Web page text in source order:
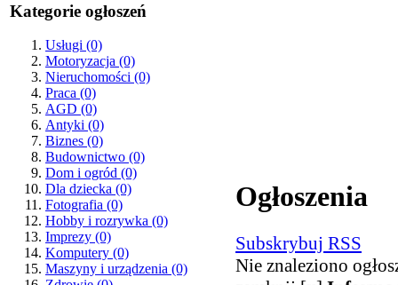
Kategorie ogłoszeń
Usługi (0)
Motoryzacja (0)
Nieruchomości (0)
Praca (0)
AGD (0)
Antyki (0)
Biznes (0)
Budownictwo (0)
Dom i ogród (0)
Dla dziecka (0)
Fotografia (0)
Hobby i rozrywka (0)
Imprezy (0)
Komputery (0)
Maszyny i urządzenia (0)
Ogłoszenia
Subskrybuj RSS
Nie znaleziono